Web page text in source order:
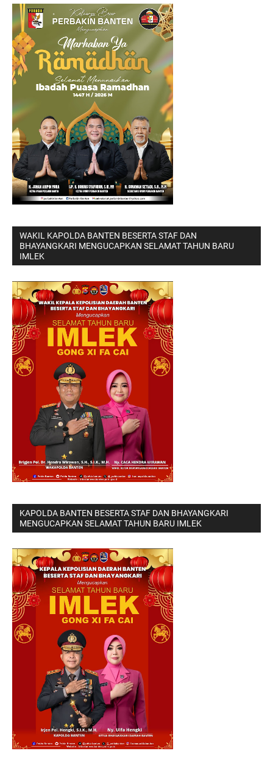
WAKIL KAPOLDA BANTEN BESERTA STAF DAN
BHAYANGKARI MENGUCAPKAN SELAMAT TAHUN BARU
IMLEK
KAPOLDA BANTEN BESERTA STAF DAN BHAYANGKARI
MENGUCAPKAN SELAMAT TAHUN BARU IMLEK